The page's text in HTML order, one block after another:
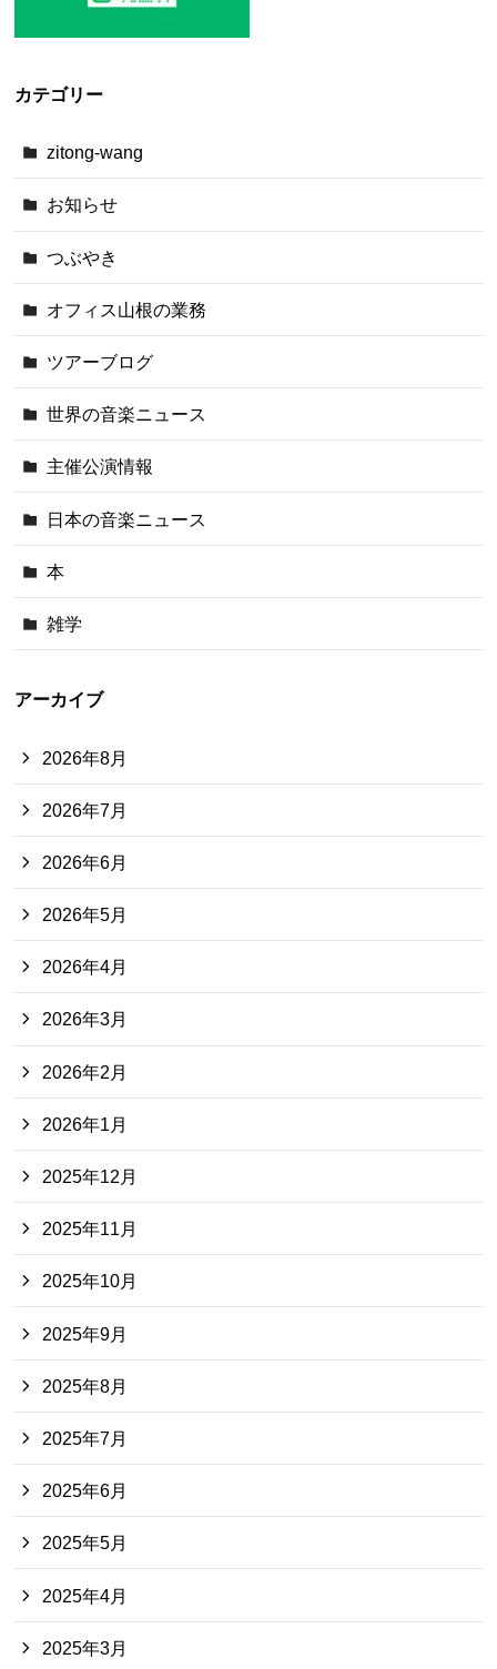
カテゴリー
zitong-wang
お知らせ
つぶやき
オフィス山根の業務
ツアーブログ
世界の音楽ニュース
主催公演情報
日本の音楽ニュース
本
雑学
アーカイブ
2026年8月
2026年7月
2026年6月
2026年5月
2026年4月
2026年3月
2026年2月
2026年1月
2025年12月
2025年11月
2025年10月
2025年9月
2025年8月
2025年7月
2025年6月
2025年5月
2025年4月
2025年3月